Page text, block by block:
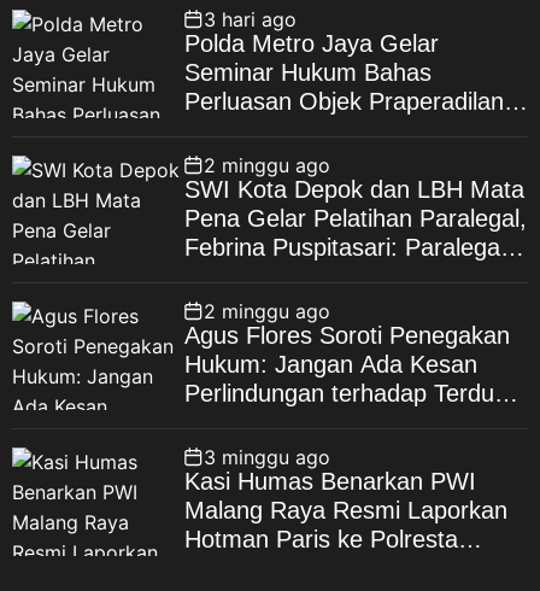
3 hari ago
Polda Metro Jaya Gelar
Seminar Hukum Bahas
Perluasan Objek Praperadilan
2 minggu ago
SWI Kota Depok dan LBH Mata
Pena Gelar Pelatihan Paralegal,
Febrina Puspitasari: Paralegal
Keadilan Warga Depok
2 minggu ago
Agus Flores Soroti Penegakan
Hukum: Jangan Ada Kesan
Perlindungan terhadap Terduga
Dipertaruhkan
3 minggu ago
Kasi Humas Benarkan PWI
Malang Raya Resmi Laporkan
Hotman Paris ke Polresta